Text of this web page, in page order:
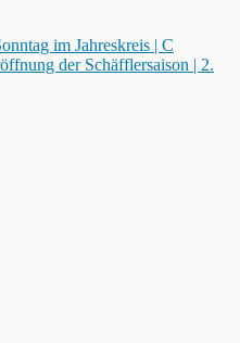
im Jahreskreis | C
der Schäfflersaison | 2.